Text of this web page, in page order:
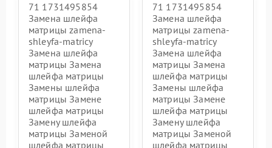
71 1731495854
Замена шлейфа
матрицы zamena-
shleyfa-matricy
Замена шлейфа
матрицы Замена
шлейфа матрицы
Замены шлейфа
матрицы Замене
шлейфа матрицы
Замену шлейфа
матрицы Заменой
шлейфа матрицы
71 1731495854
Замена шлейфа
матрицы zamena-
shleyfa-matricy
Замена шлейфа
матрицы Замена
шлейфа матрицы
Замены шлейфа
матрицы Замене
шлейфа матрицы
Замену шлейфа
матрицы Заменой
шлейфа матрицы